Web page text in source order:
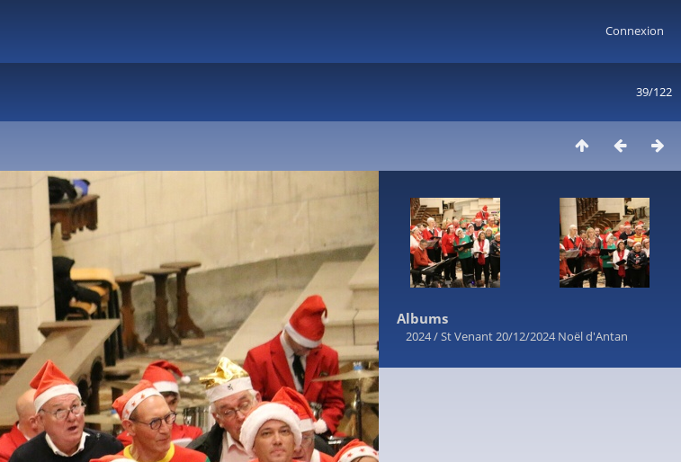
Connexion
39/122
Albums
2024/St Venant 20/12/2024 Noël d'Antan